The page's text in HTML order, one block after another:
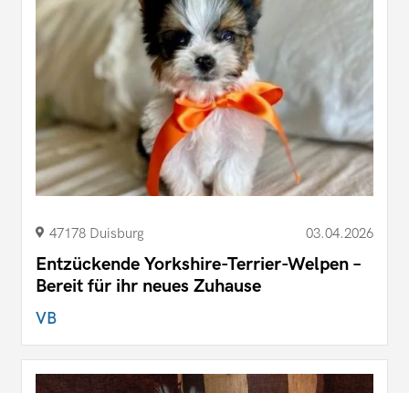
47178 Duisburg 03.04.2026
Entzückende Yorkshire-Terrier-Welpen –
Bereit für ihr neues Zuhause
VB